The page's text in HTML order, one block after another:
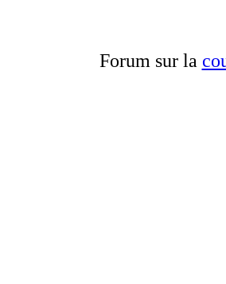
Forum sur la